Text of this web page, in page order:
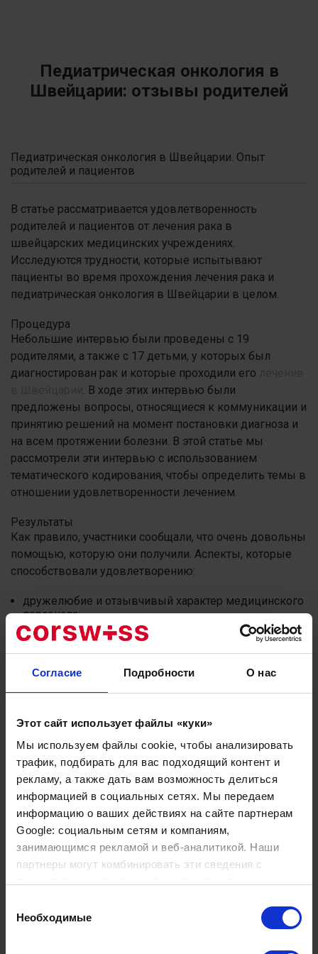
Согласие Подробности О нас
Этот сайт использует файлы «куки»
Мы используем файлы cookie, чтобы анализировать
трафик, подбирать для вас подходящий контент и
рекламу, а также дать вам возможность делиться
информацией в социальных сетях. Мы передаем
информацию о ваших действиях на сайте партнерам
Google: социальным сетям и компаниям,
занимающимся рекламой и веб-аналитикой. Наши
партнеры могут комбинировать эти сведения с
вами их сервисов.
согласия
Необходимые
Педиатрическая онкология в
Швейцарии: отзывы родителей
Педиатрическая онкология в Швейцарии. Опыт
родителей и пациентов
В статье рассматривается удовлетворенность
родителей и пациентов от лечения рака в
швейцарских медицинских учреждениях.
Исследуются трудности, которые испытывают
пациенты во время прохождения лечения рака и
педиатрическая онкология в Швейцарии в целом.
Процедура
Небольшие интервью были проведены с 19
родителями, а также с 17 детьми, у которых был
диагностирован рак и которые проходили его
. В ходе этих интервью были
предложены вопросы, относящиеся к коммуникации и
принятию решений на момент постановки диагноза и
на всем протяжении болезни. В этой статье мы
рассмотрели эти интервью с использованием
тематического кодирования, чтобы определить темы в
отношении удовлетворенности лечением.
Результаты
Как правило, участники сообщали, что очень довольны
помощью, которую они получили. Аспекты, которые
способствовали удовлетворению:
дружелюбие и отзывчивый характер медицинского
персонала;
предупредительность в общении;
специалисты, выходящие за рамки своих
обязанностей, в плане заботы о семье, проходящей
лечение.
были удовлетворены оказанной помощью, участники
отметили ряд вопросов, которые вызвали
определенные трудности. К ним относятся:
частая смена врача или получение помощи от других
отделений, что для них представляло отсутствие
непрерывной помощи;
языковые проблемы;
проблемы с вопросами репродуктивного здоровья
ребенка.
способов улучшения госпитализации и